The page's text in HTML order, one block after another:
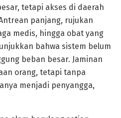
tetapi akses di daerah
panjang, rujukan
medis, hingga obat yang
bahwa sistem belum
beban besar. Jaminan
orang, tetapi tanpa
menjadi penyangga,